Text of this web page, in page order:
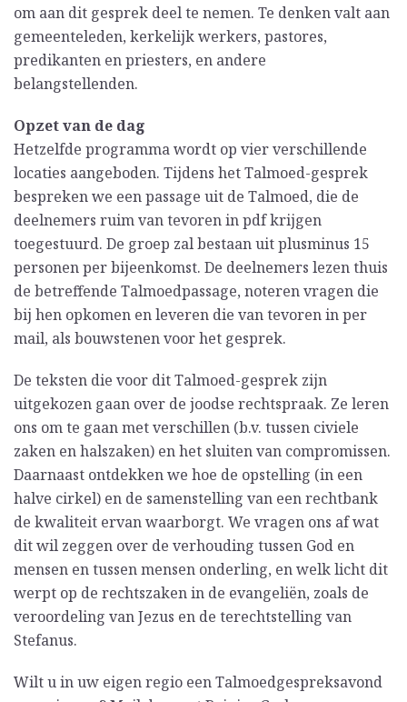
om aan dit gesprek deel te nemen. Te denken valt aan
gemeenteleden, kerkelijk werkers, pastores,
predikanten en priesters, en andere
belangstellenden.
Opzet van de dag
Hetzelfde programma wordt op vier verschillende
locaties aangeboden. Tijdens het Talmoed-gesprek
bespreken we een passage uit de Talmoed, die de
deelnemers ruim van tevoren in pdf krijgen
toegestuurd. De groep zal bestaan uit plusminus 15
personen per bijeenkomst. De deelnemers lezen thuis
de betreffende Talmoedpassage, noteren vragen die
bij hen opkomen en leveren die van tevoren in per
mail, als bouwstenen voor het gesprek.
De teksten die voor dit Talmoed-gesprek zijn
uitgekozen gaan over de joodse rechtspraak. Ze leren
ons om te gaan met verschillen (b.v. tussen civiele
zaken en halszaken) en het sluiten van compromissen.
Daarnaast ontdekken we hoe de opstelling (in een
halve cirkel) en de samenstelling van een rechtbank
de kwaliteit ervan waarborgt. We vragen ons af wat
dit wil zeggen over de verhouding tussen God en
mensen en tussen mensen onderling, en welk licht dit
werpt op de rechtszaken in de evangeliën, zoals de
veroordeling van Jezus en de terechtstelling van
Stefanus.
Wilt u in uw eigen regio een Talmoedgespreksavond